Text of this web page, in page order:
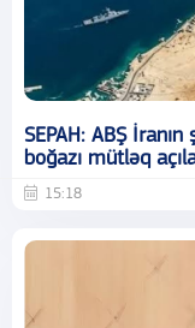
SEPAH: ABŞ
boğazı mütləq
15:18